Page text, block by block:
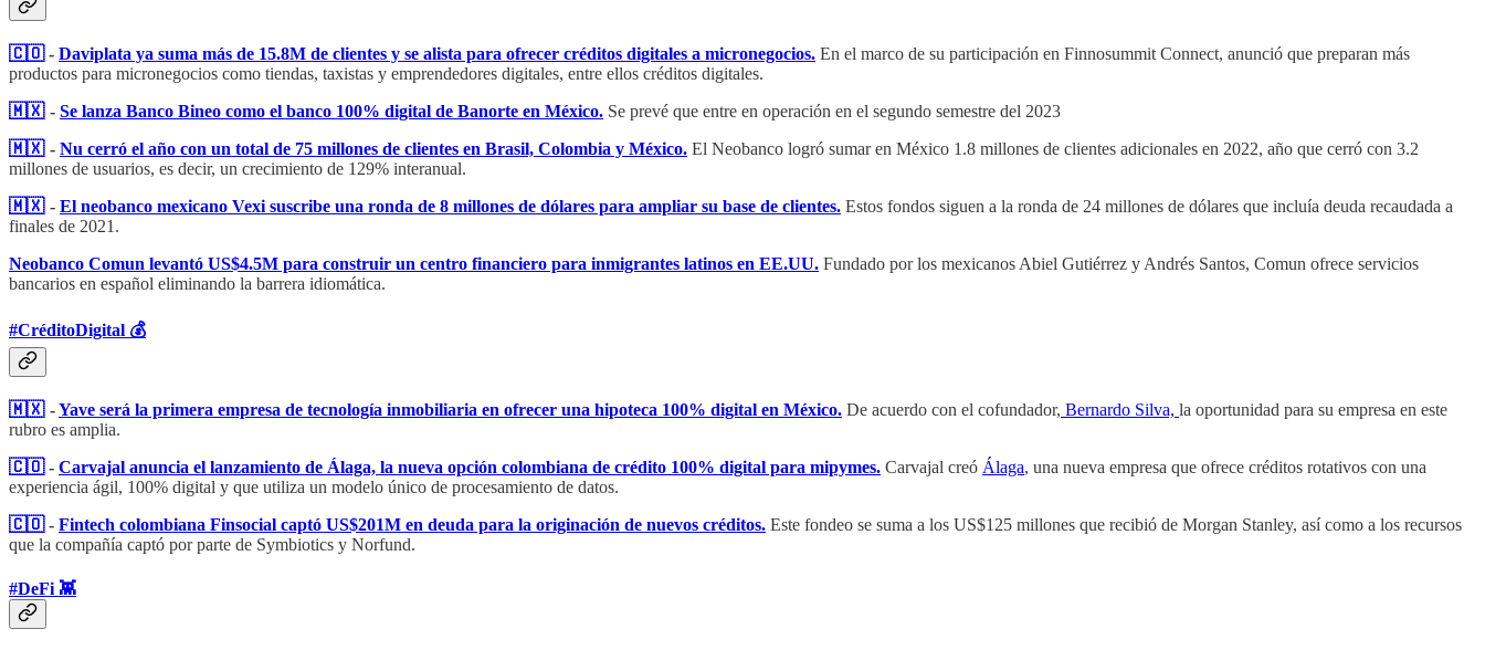
🇨🇴- Daviplata ya suma más de 15.8M de clientes y se alista para ofrecer créditos digitales a micronegocios. En el marco de su participación en Finnosummit Connect, anunció que preparan más
productos para micronegocios como tiendas, taxistas y emprendedores digitales, entre ellos créditos digitales.
🇲🇽- Se lanza Banco Bineo como el banco 100% digital de Banorte en México. Se prevé que entre en operación en el segundo semestre del 2023
🇲🇽- Nu cerró el año con un total de 75 millones de clientes en Brasil, Colombia y México. El Neobanco logró sumar en México 1.8 millones de clientes adicionales en 2022, año que cerró con 3.2
millones de usuarios, es decir, un crecimiento de 129% interanual.
🇲🇽- El neobanco mexicano Vexi suscribe una ronda de 8 millones de dólares para ampliar su base de clientes. Estos fondos siguen a la ronda de 24 millones de dólares que incluía deuda recaudada a
finales de 2021.
Neobanco Comun levantó US$4.5M para construir un centro financiero para inmigrantes latinos en EE.UU. Fundado por los mexicanos Abiel Gutiérrez y Andrés Santos, Comun ofrece servicios
bancarios en español eliminando la barrera idiomática.
#CréditoDigital 💰
🇲🇽-Yave será la primera empresa de tecnología inmobiliaria en ofrecer una hipoteca 100% digital en México. De acuerdo con el cofundador, Bernardo Silva, la oportunidad para su empresa en este
rubro es amplia.
🇨🇴- Carvajal anuncia el lanzamiento de Álaga, la nueva opción colombiana de crédito 100% digital para mipymes. Carvajal creó Álaga, una nueva empresa que ofrece créditos rotativos con una
experiencia ágil, 100% digital y que utiliza un modelo único de procesamiento de datos.
🇨🇴- Fintech colombiana Finsocial captó US$201M en deuda para la originación de nuevos créditos. Este fondeo se suma a los US$125 millones que recibió de Morgan Stanley, así como a los recursos
que la compañía captó por parte de Symbiotics y Norfund.
#DeFi 👾